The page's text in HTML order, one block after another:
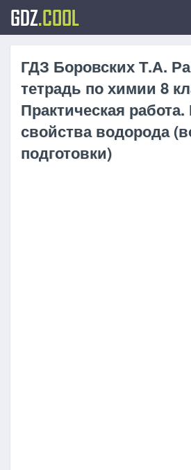
GDZ.COOL
ГДЗ Боровских Т.А.
тетрадь по химии 8
Практическая
свойства водорода
подготовки)